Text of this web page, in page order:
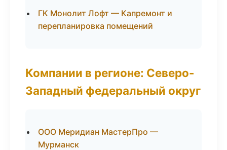
ГК Монолит Лофт — Капремонт и
перепланировка помещений
Компании в регионе: Северо-
Западный федеральный округ
ООО Меридиан МастерПро —
Мурманск